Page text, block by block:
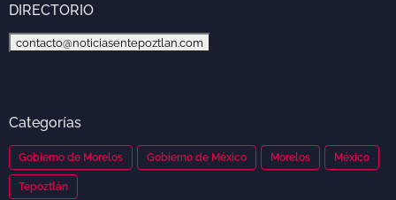
DIRECTORIO
contacto@noticiasentepoztlan.com
Categorías
Gobierno de Morelos Gobierno de México Morelos México
Tepoztlán